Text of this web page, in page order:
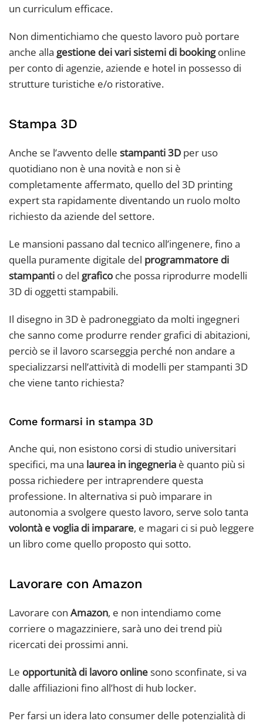
un curriculum efficace.
Non dimentichiamo che questo lavoro può portare
anche alla gestione dei vari sistemi di bookingonline
per conto di agenzie, aziende e hotel in possesso di
strutture turistiche e/o ristorative.
Stampa 3D
Anche se l’avvento delle stampanti 3D per uso
quotidiano non è una novità e non si è
completamente affermato, quello del 3D printing
expert sta rapidamente diventando un ruolo molto
richiesto da aziende del settore.
Le mansioni passano dal tecnico all’ingenere, fino a
quella puramente digitale del programmatore di
stampanti o del grafico che possa riprodurre modelli
3D di oggetti stampabili.
Il disegno in 3D è padroneggiato da molti ingegneri
che sanno come produrre render grafici di abitazioni,
perciò se il lavoro scarseggia perché non andare a
specializzarsi nell’attività di modelli per stampanti 3D
che viene tanto richiesta?
Come formarsi in stampa 3D
Anche qui, non esistono corsi di studio universitari
specifici, ma una laurea in ingegneria è quanto più si
possa richiedere per intraprendere questa
professione. In alternativa si può imparare in
autonomia a svolgere questo lavoro, serve solo tanta
volontà e voglia di imparare, e magari ci si può leggere
un libro come quello proposto qui sotto.
Lavorare con Amazon
Lavorare con Amazon, e non intendiamo come
corriere o magazziniere, sarà uno dei trend più
ricercati dei prossimi anni.
Le opportunità di lavoro onlinesono sconfinate, si va
dalle affiliazioni fino all’host di hub locker.
Per farsi un idera lato consumer delle potenzialità di